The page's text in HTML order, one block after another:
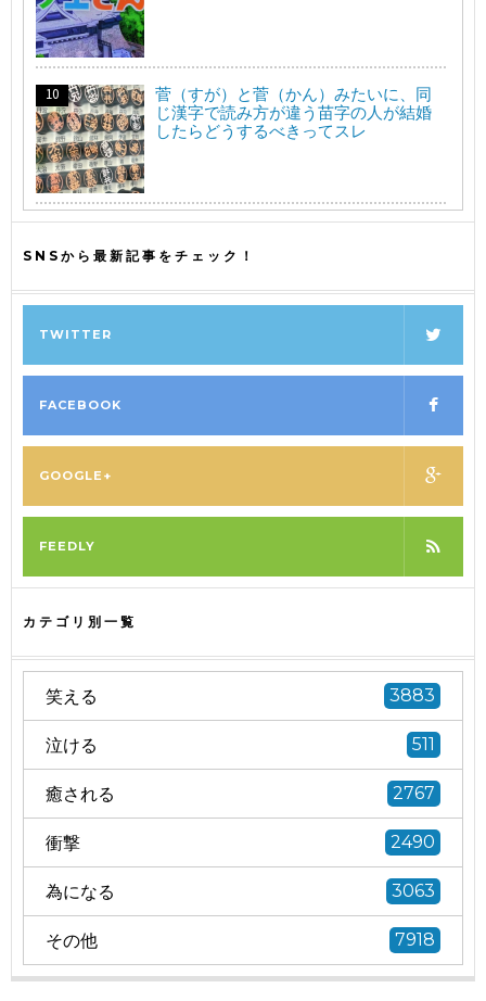
菅（すが）と菅（かん）みたいに、同
じ漢字で読み方が違う苗字の人が結婚
したらどうするべきってスレ
SNSから最新記事をチェック！
TWITTER
FACEBOOK
GOOGLE+
FEEDLY
カテゴリ別一覧
笑える 3883
泣ける 511
癒される 2767
衝撃 2490
為になる 3063
その他 7918